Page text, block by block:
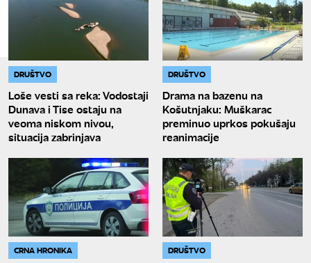
DRUŠTVO
Loše vesti sa reka: Vodostaji
Dunava i Tise ostaju na
veoma niskom nivou,
situacija zabrinjava
DRUŠTVO
Drama na bazenu na
Košutnjaku: Muškarac
preminuo uprkos pokušaju
reanimacije
CRNA HRONIKA DRUŠTVO